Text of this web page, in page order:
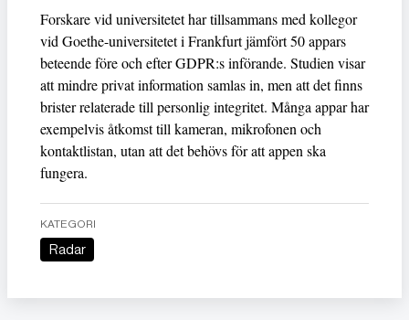
Forskare vid universitetet har tillsammans med kollegor
vid Goethe-universitetet i Frankfurt jämfört 50 appars
beteende före och efter GDPR:s införande. Studien visar
att mindre privat information samlas in, men att det finns
brister relaterade till personlig integritet. Många appar har
exempelvis åtkomst till kameran, mikrofonen och
kontaktlistan, utan att det behövs för att appen ska
fungera.
KATEGORI
Radar